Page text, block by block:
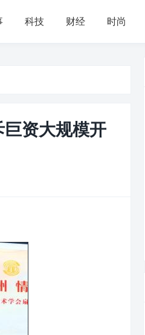
科技 财经 时尚
资大规模开